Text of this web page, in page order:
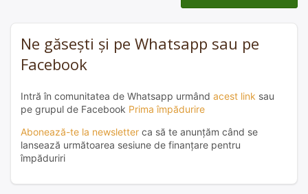
Ne găsești și pe Whatsapp sau pe
Facebook
Intră în comunitatea de Whatsapp urmând acest link sau
pe grupul de Facebook Prima împădurire
Abonează-te la newsletter ca să te anunțăm când se
lansează următoarea sesiune de finanțare pentru
împăduriri